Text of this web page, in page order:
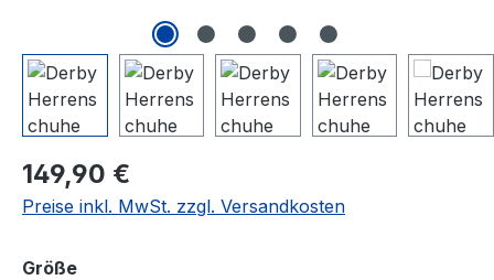
Regulärer Preis:
149,90 €
Preise inkl. MwSt. zzgl. Versandkosten
Größeauswählen